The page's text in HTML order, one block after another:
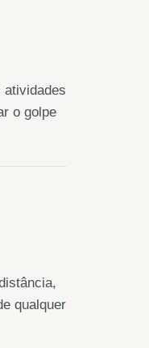
atividades
o golpe
qualquer